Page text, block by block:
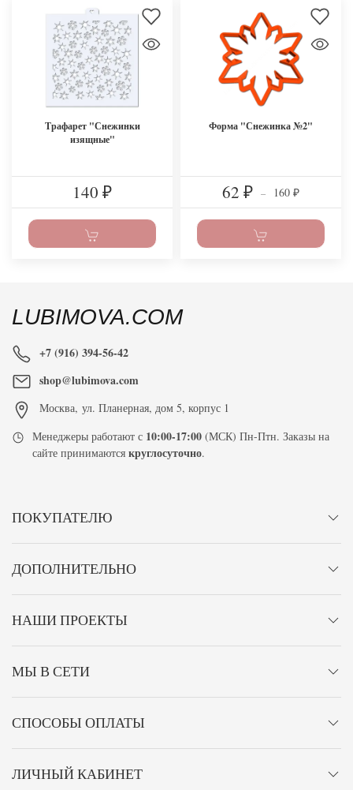
Трафарет "Снежинки
изящные"
140 ₽
Форма "Снежинка №2"
62 ₽ – 160 ₽
LUBIMOVA.COM
+7 (916) 394-56-42
shop@lubimova.com
Москва, ул. Планерная, дом 5, корпус 1
Менеджеры работают с 10:00-17:00 (МСК) Пн-Птн. Заказы на
сайте принимаютсякруглосуточно.
ПОКУПАТЕЛЮ
ДОПОЛНИТЕЛЬНО
НАШИ ПРОЕКТЫ
МЫ В СЕТИ
СПОСОБЫ ОПЛАТЫ
ЛИЧНЫЙ КАБИНЕТ